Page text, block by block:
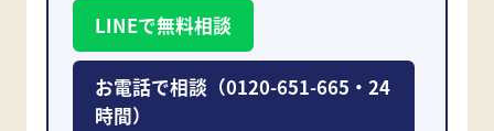
LINEで無料相談
お電話で相談（0120-651-665・24
時間）